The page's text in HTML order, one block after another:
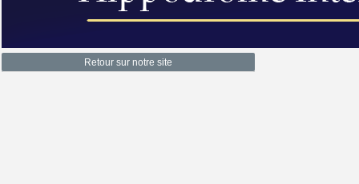
Retour sur notre site